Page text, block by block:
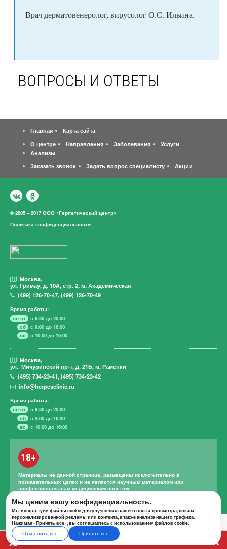
Врач дерматовенеролог, вирусолог О.С. Ильина.
ВОПРОСЫ И ОТВЕТЫ
Главная
Карта сайта
О центре
Направления Заболевания
Услуги
Анализы
Заказать звонок
Задать вопрос специалисту Акции
© 2005 – 2017 ООО «Герпетический центр»
Политика конфиденциальности
Москва,
ул. Гримау, д. 10А, стр. 2, м. Академическая
(499)126-70-47,(499)126-70-49
Время работы:
пн-пт
с 8:30 до 20:00
сб
с 9:00 до 16:00
вс
с 10:00 до 16:00
Москва,
ул. Мичуринский пр-т, д. 21Б, м. Раменки
(495)734-23-41,(495)734-23-42
info@herpesclinic.ru
Время работы:
пн-пт
с 8:30 до 20:00
сб
с 9:00 до 16:00
вс
с 10:00 до 16:00
18+
Материалы на данной странице, размещены исключительно в
познавательных целях и не является научным материалом или
профессиональным медицинским советом.
Правильное лечение и назначение лекарственных средств может
проводиться только квалифицированным специалистом с учетом
проведенной диагностики и истории болезни.
А К Ц И И
Мы ценим вашу конфиденциальность.
Мы используем файлы cookie для улучшения вашего опыта просмотра, показа
персонализированной рекламы или контента, а также анализа нашего трафика.
Нажимая «Принять все», вы соглашаетесь с использованием файлов cookie.
Отклонить все Принять все